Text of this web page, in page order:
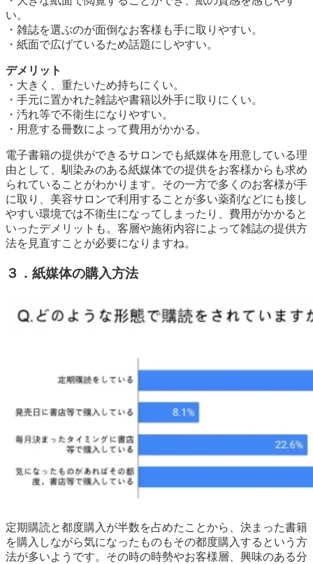
い。
・雑誌を選ぶのが面倒なお客様も手に取りやすい。
・紙面で広げているため話題にしやすい。
デメリット
・大きく、重たいため持ちにくい。
・手元に置かれた雑誌や書籍以外手に取りにくい。
・汚れ等で不衛生になりやすい。
・用意する冊数によって費用がかかる。
電子書籍の提供ができるサロンでも紙媒体を用意している理
由として、馴染みのある紙媒体での提供をお客様からも求め
られていることがわかります。その一方で多くのお客様が手
に取り、美容サロンで利用することが多い薬剤などにも接し
やすい環境では不衛生になってしまったり、費用がかかると
いったデメリットも。客層や施術内容によって雑誌の提供方
法を見直すことが必要になりますね。
３．紙媒体の購入方法
定期購読と都度購入が半数を占めたことから、決まった書籍
を購入しながら気になったものもその都度購入するという方
法が多いようです。その時の時勢やお客様層、興味のある分